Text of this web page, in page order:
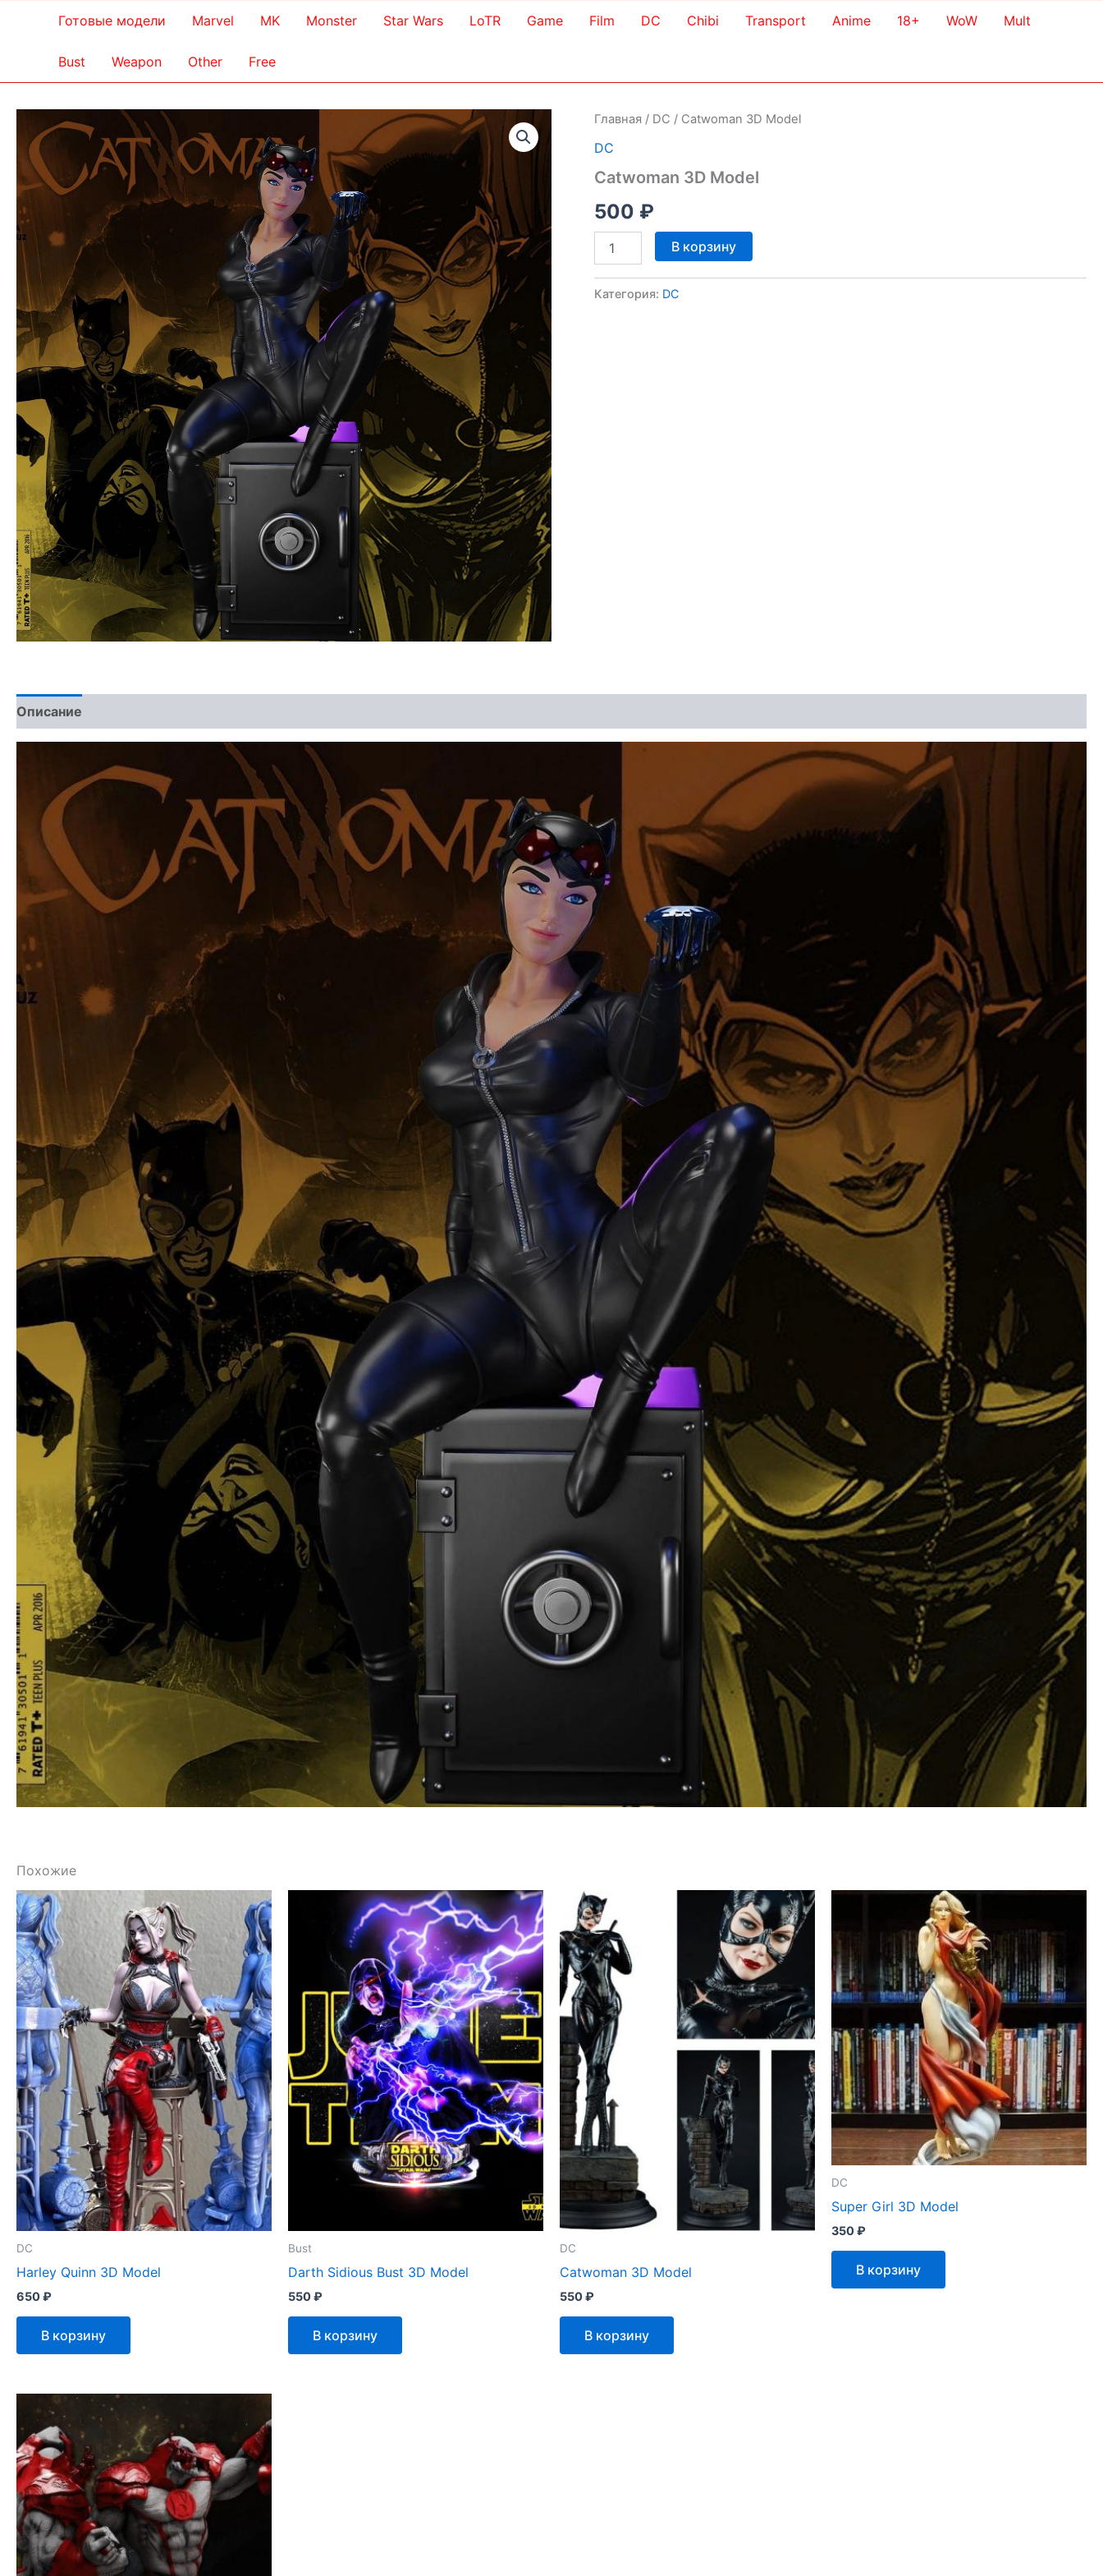
Готовые модели Marvel MK Monster Star Wars LoTR Game Film DC Chibi Transport Anime 18+ WoW Mult
Bust Weapon Other Free
Главная / DC / Catwoman 3D Model
DC
Catwoman 3D Model
500 ₽
Количество
товара
3D
В корзину
Категория: DC
Описание
Похожие
DC
Harley Quinn 3D Model
650₽
В корзину
Bust
Darth Sidious Bust 3D Model
550₽
В корзину
DC
Catwoman 3D Model
550₽
В корзину
DC
Super Girl 3D Model
350₽
В корзину